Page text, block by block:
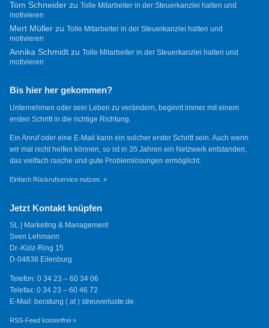
Tom Schneiderzu Tolle Mitarbeiter in der Steuerkanzlei halten und
motivieren
Mert Müllerzu Tolle Mitarbeiter in der Steuerkanzlei halten und
motivieren
Annika Schmidtzu Tolle Mitarbeiter in der Steuerkanzlei halten und
motivieren
Bis hier her gekommen?
Unternehmen oder sein Leben zu verändern, beginnt immer mit einem
ersten Schritt in die richtige Richtung.
Ein Anruf oder eine E-Mail kann ein solcher erster Schritt sein. Auch wenn
wir mal nicht helfen können, so ist in 35 Jahren ein Netzwerk entstanden,
das vielfach rasche und gute Problemlösungen ermöglicht.
Einfach Rückrufservice nutzen. »
Jetzt Kontakt knüpfen
SL | Marketing & Management
Sven Lehmann
Dr.-Külz-Ring 15
D-04838 Eilenburg
Telefon: 0 34 23 – 60 34 06
Telefax: 0 34 23 – 60 46 72
E-Mail: beratung ( at ) streuverluste.de
RSS-Feed kostenfrei »